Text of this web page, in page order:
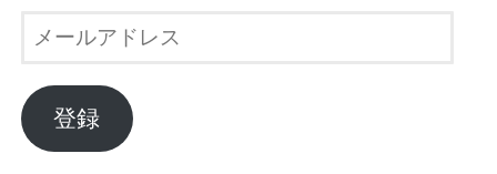
ル
ア
ド
登録